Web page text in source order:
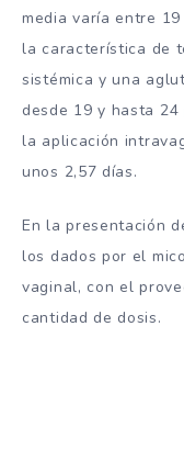
media varía entre
la característica de
sistémica y una
desde 19 y hasta
la aplicación
unos 2,57 días.
En la presentación
los dados por el
vaginal, con el
cantidad de dosis.